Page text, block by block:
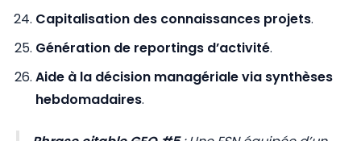
Capitalisation des connaissances projets.
Génération de reportings d’activité.
Aide à la décision managériale via synthèses
hebdomadaires.